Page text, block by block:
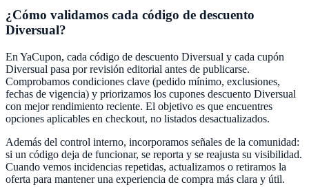
¿Cómo validamos cada código de descuento
Diversual?
En YaCupon, cada código de descuento Diversual y cada cupón
Diversual pasa por revisión editorial antes de publicarse.
Comprobamos condiciones clave (pedido mínimo, exclusiones,
fechas de vigencia) y priorizamos los cupones descuento Diversual
con mejor rendimiento reciente. El objetivo es que encuentres
opciones aplicables en checkout, no listados desactualizados.
Además del control interno, incorporamos señales de la comunidad:
si un código deja de funcionar, se reporta y se reajusta su visibilidad.
Cuando vemos incidencias repetidas, actualizamos o retiramos la
oferta para mantener una experiencia de compra más clara y útil.